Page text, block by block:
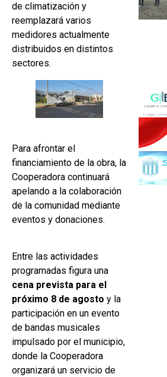
de climatización y
reemplazará varios
medidores actualmente
distribuidos en distintos
sectores.
Para afrontar el
financiamiento de la obra, la
Cooperadora continuará
apelando a la colaboración
de la comunidad mediante
eventos y donaciones.
Entre las actividades
programadas figura una
cena prevista para el
próximo 8 de agosto y la
participación en un evento
de bandas musicales
impulsado por el municipio,
donde la Cooperadora
organizará un servicio de